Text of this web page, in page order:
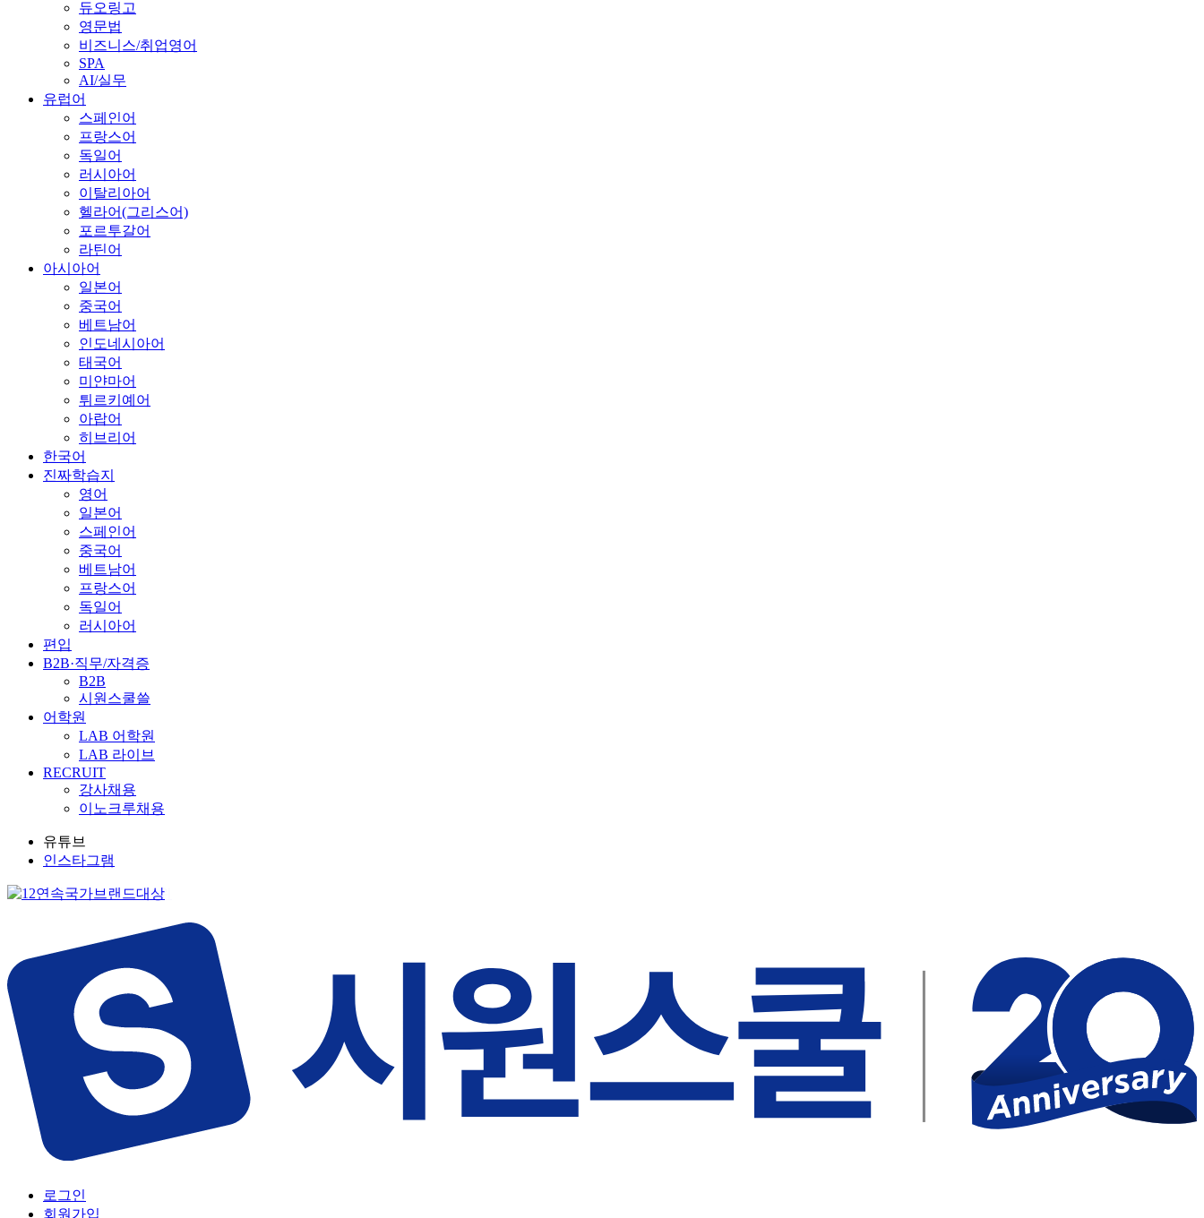
듀오링고
영문법
비즈니스/취업영어
SPA
AI/실무
유럽어
스페인어
프랑스어
독일어
러시아어
이탈리아어
헬라어(그리스어)
포르투갈어
라틴어
아시아어
일본어
중국어
베트남어
인도네시아어
태국어
미얀마어
튀르키예어
아랍어
히브리어
한국어
진짜학습지
영어
일본어
스페인어
중국어
베트남어
프랑스어
독일어
러시아어
편입
B2B·직무/자격증
B2B
시원스쿨쓸
어학원
LAB 어학원
LAB 라이브
RECRUIT
강사채용
이노크루채용
유튜브
인스타그램
로그인
회원가입